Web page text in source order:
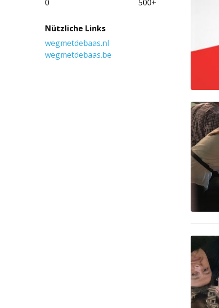
0 500+
Nützliche Links
wegmetdebaas.nl
wegmetdebaas.be